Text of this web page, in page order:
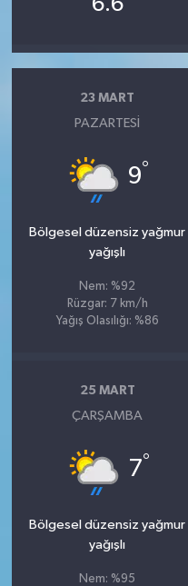
23 MART
PAZARTESI
9°
Bölgesel düzensiz yağmur
yağışlı
Nem: %92
Rüzgar: 7 km/h
Yağış Olasılığı: %86
25 MART
ÇARŞAMBA
7°
Bölgesel düzensiz yağmur
yağışlı
Nem: %95